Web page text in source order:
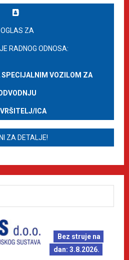
OGLAS ZA
RADNOG ODNOSA:
SPECIJALNIM VOZILOM ZA
ICA
ZA DETALJE!
Bez struje na
dan: 3.8.2026.